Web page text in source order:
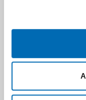
A) An overall comparison
degenerate gene signature